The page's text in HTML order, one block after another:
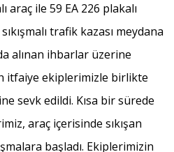
araç ile 59 EA 226 plakalı
trafik kazası meydana
alınan ihbarlar üzerine
itfaiye ekiplerimizle birlikte
sevk edildi. Kısa bir sürede
araç içerisinde sıkışan
başladı. Ekiplerimizin